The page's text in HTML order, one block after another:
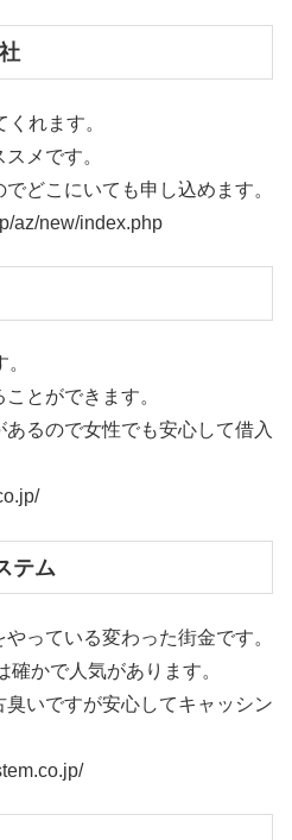
くれます。
メです。
どこにいても申し込めます。
az/new/index.php
とができます。
るので女性でも安心して借入
テム
っている変わった街金です。
かで人気があります。
いですが安心してキャッシン